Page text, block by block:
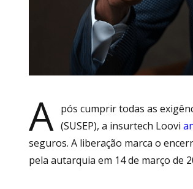
A pós cumprir todas as
(SUSEP), a insurtech Loovi
seguros. A liberação marca o
pela autarquia em 14 de março de